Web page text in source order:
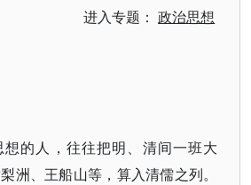
进入专题：政治思想
的人，往往把明、清间一班大
洲、王船山等，算入清儒之列。